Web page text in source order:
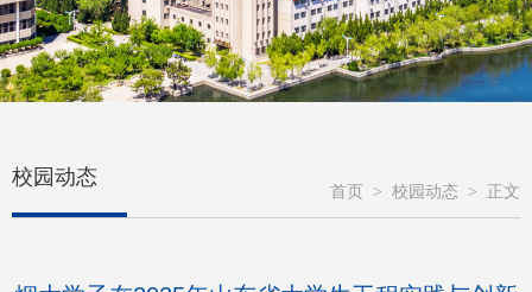
校园动态
首页 > 校园动态 > 正文